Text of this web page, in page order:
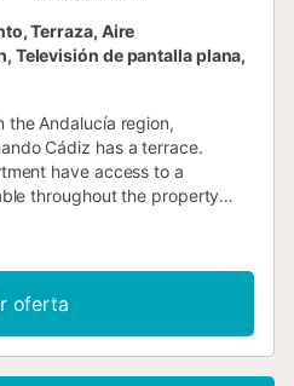
Terraza, Aire
Televisión de pantalla plana,
the Andalucía region,
Cádiz has a terrace.
have access to a
throughout the property
oferta